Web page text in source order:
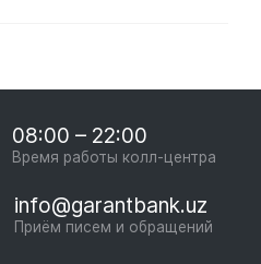
08:00 – 22:00
Время работы колл-центра
info@garantbank.uz
Приём писем и обращений